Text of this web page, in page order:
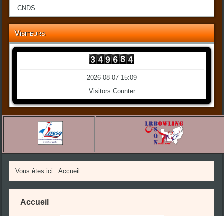
CNDS
Visiteurs
2026-08-07 15:09
Visitors Counter
Vous êtes ici :Accueil
Accueil